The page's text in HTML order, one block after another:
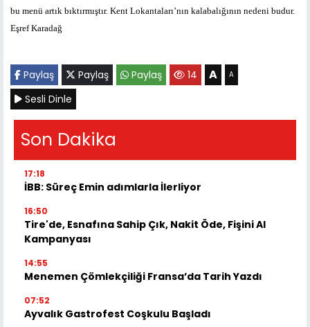
bu menü artık bıktırmıştır. Kent Lokantaları’nın kalabalığının nedeni budur.
Eşref Karadağ
Paylaş Paylaş Paylaş 14 A A
Sesli Dinle
Son Dakika
17:18
İBB: Süreç Emin adımlarla İlerliyor
16:50
Tire'de, Esnafına Sahip Çık, Nakit Öde, Fişini Al
Kampanyası
14:55
Menemen Çömlekçiliği Fransa’da Tarih Yazdı
07:52
Ayvalık Gastrofest Coşkulu Başladı